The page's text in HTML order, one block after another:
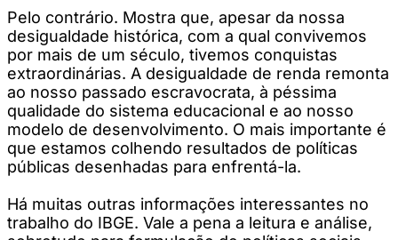
Pelo contrário. Mostra que, apesar da nossa
desigualdade histórica, com a qual convivemos
por mais de um século, tivemos conquistas
extraordinárias. A desigualdade de renda remonta
ao nosso passado escravocrata, à péssima
qualidade do sistema educacional e ao nosso
modelo de desenvolvimento. O mais importante é
que estamos colhendo resultados de políticas
públicas desenhadas para enfrentá-la.
Há muitas outras informações interessantes no
trabalho do IBGE. Vale a pena a leitura e análise,